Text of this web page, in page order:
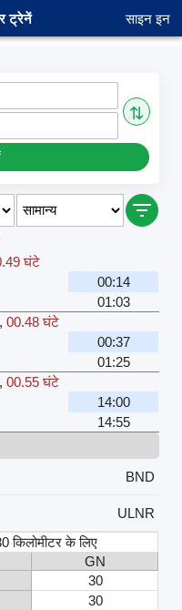
ट्रेनें साइन इन
⇅
घंटे
00:14
01:03
,00.48 घंटे
00:37
01:25
,00.55 घंटे
14:00
14:55
BND
ULNR
किलोमीटर के लिए
GN
30
30